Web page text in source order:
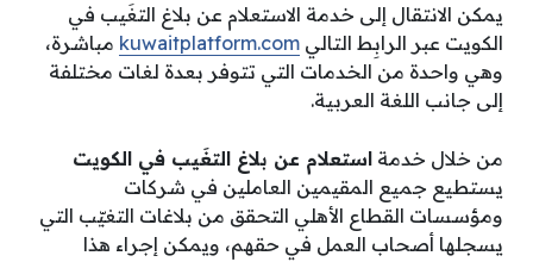
يمكن الانتقال إلى خدمة الاستعلام عن بلاغ التغَيب في
الكويت عبر الرابِط التالي kuwaitplatform.com مباشرة،
وهي واحدة من الخدمات التي تتوفر بعدة لغات مختلفة
إلى جانب اللغة العربية.
من خلال خدمة استعلام عن بلاغ التغَيب في الكويت
يستطيع جميع المقيمين العاملين في شركات
ومؤسسات القطاع الأهلي التحقق من بلاغات التغيّب التي
يسجلها أصحاب العمل في حقهم، ويمكن إجراء هذا